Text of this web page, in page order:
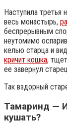
Наступила третья
весь монастырь,
беспрерывным
неутомимо
келью старца и
кричит кошка,
ее завернул
Так вздорный
Тамаринд —
кушать?